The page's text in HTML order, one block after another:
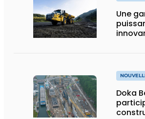
Une
Doka